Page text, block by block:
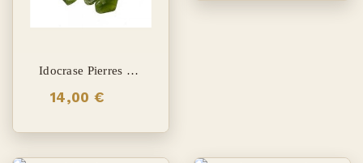
Idocrase Pierres Roulées
14,00 €